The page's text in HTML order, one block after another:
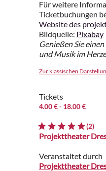
Für weitere
Ticketbuchungen
Website des
Bildquelle: Pixabay
Genießen Sie
und Musik im
Zur klassischen
Tickets
4.00 €- 18.00 €
(2)
Projekttheater
Veranstaltet durch
Projekttheater